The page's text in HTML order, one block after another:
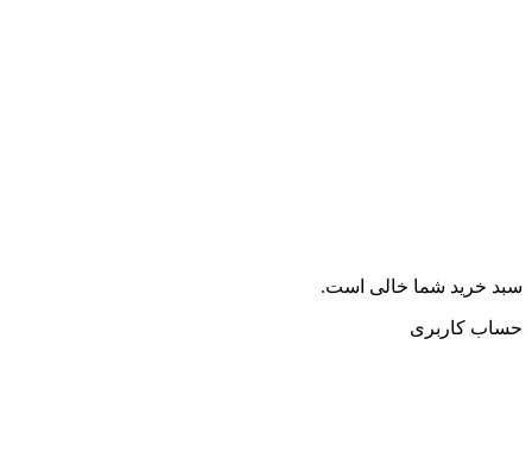
سبد خرید شما خالی است.
حساب کاربری